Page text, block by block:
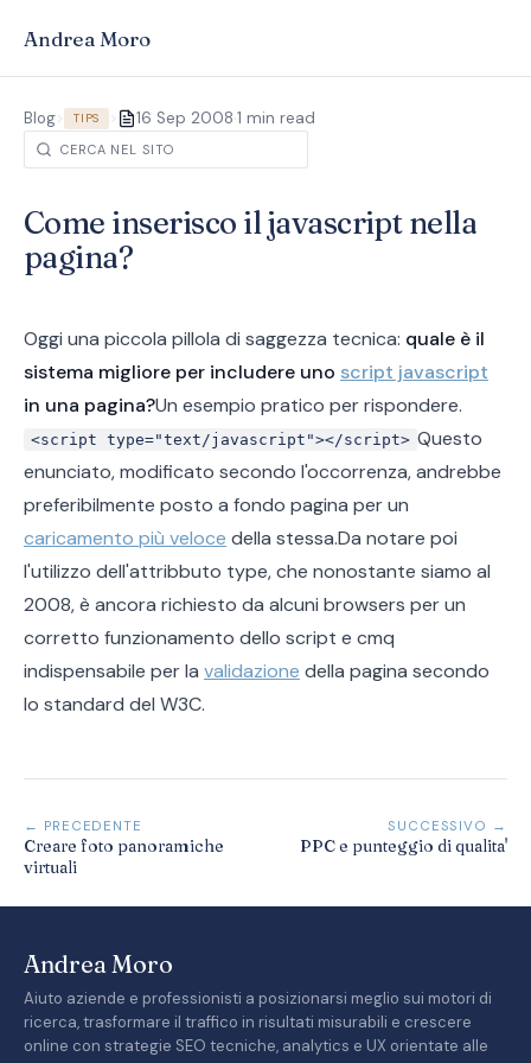
Andrea Moro
Blog> TIPS > 16 Sep 2008·1 min read
Come inserisco il javascript nella
pagina?
Oggi una piccola pillola di saggezza tecnica: quale è il
sistema migliore per includere uno script javascript
in una pagina?Un esempio pratico per rispondere.
<script type="text/javascript"></script> Questo
enunciato, modificato secondo l'occorrenza, andrebbe
preferibilmente posto a fondo pagina per un
caricamento più veloce della stessa.Da notare poi
l'utilizzo dell'attribbuto type, che nonostante siamo al
2008, è ancora richiesto da alcuni browsers per un
corretto funzionamento dello script e cmq
indispensabile per la validazione della pagina secondo
lo standard del W3C.
← PRECEDENTE
Creare foto panoramiche
virtuali
SUCCESSIVO →
PPC e punteggio di qualita'
Andrea Moro
Aiuto aziende e professionisti a posizionarsi meglio sui motori di
ricerca, trasformare il traffico in risultati misurabili e crescere
online con strategie SEO tecniche, analytics e UX orientate alle